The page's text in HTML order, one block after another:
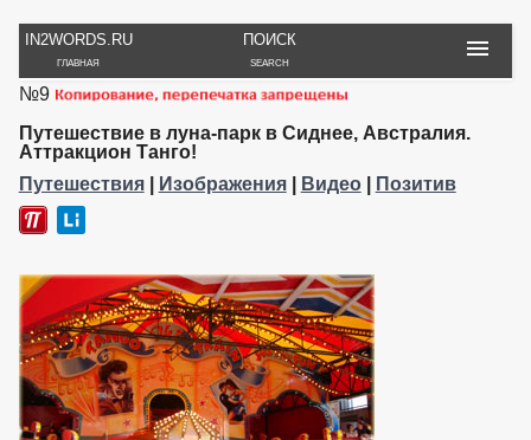
IN2WORDS.RU
ГЛАВНАЯ
ПОИСК
SEARCH
РУКОДЕЛИЕ ТОВАРЫ ПУТЕШЕСТВИЯ
ИГРЫ ОБОИ
НА РАБ. СТОЛ
№9
Путешествие в луна-парк в Сиднее, Австралия.
Аттракцион Танго!
Путешествия| Изображения| Видео| Позитив